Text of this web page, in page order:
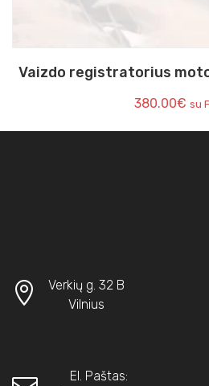
Vaizdo registratorius
380.00€ su
Verkių g. 32 B
Vilnius
El. Paštas: